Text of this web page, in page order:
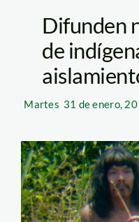
Difunden
de
Martes 31 de enero,